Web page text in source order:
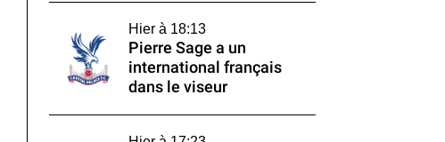
Hier à 18:13
Pierre Sage a un
international français
dans le viseur